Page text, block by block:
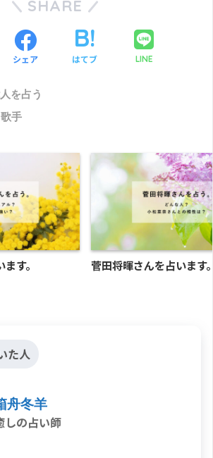
SHARE
シェア はてブ LINE
を占う
歌手
す。 菅田将暉さんを占います
た人
舟冬羊
しの占い師